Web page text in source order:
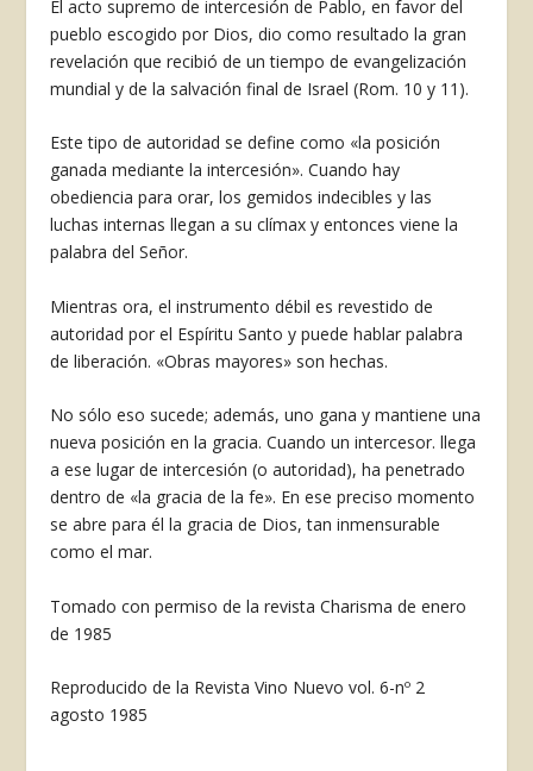
El acto supremo de intercesión de Pablo, en favor del
pueblo escogido por Dios, dio como resultado la gran
revelación que recibió de un tiempo de evangelización
mundial y de la salvación final de Israel (Rom. 10 y 11).
Este tipo de autoridad se define como «la posición
ganada mediante la intercesión». Cuando hay
obediencia para orar, los gemidos indecibles y las
luchas internas llegan a su clímax y entonces viene la
palabra del Señor.
Mientras ora, el instrumento débil es re­vestido de
autoridad por el Espíritu Santo y puede hablar palabra
de liberación. «Obras mayores» son hechas.
No sólo eso sucede; además, uno gana y mantiene una
nueva posición en la gracia. Cuando un intercesor. llega
a ese lugar de in­tercesión (o autoridad), ha penetrado
dentro de «la gracia de la fe». En ese preciso momen­to
se abre para él la gracia de Dios, tan inmen­surable
como el mar.
Tomado con permiso de la revista Charisma de enero
de 1985
Reproducido de la Revista Vino Nuevo vol. 6-nº 2
agosto 1985